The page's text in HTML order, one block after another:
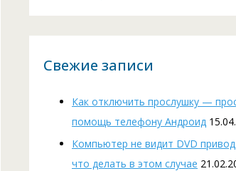
Свежие записи
Как отключить прослушку —
помощь телефону Андроид
Компьютер не видит DVD
что делать в этом случае